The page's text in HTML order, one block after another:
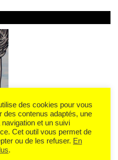
des cookies pour vous
des contenus adaptés, une
navigation et un suivi
Cet outil vous permet de
ou de les refuser. En
.